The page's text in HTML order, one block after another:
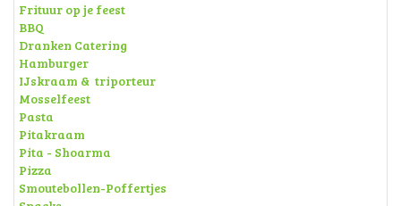
Frituur op je feest
BBQ
Dranken Catering
Hamburger
IJskraam & triporteur
Mosselfeest
Pasta
Pitakraam
Pita - Shoarma
Pizza
Smoutebollen-Poffertjes